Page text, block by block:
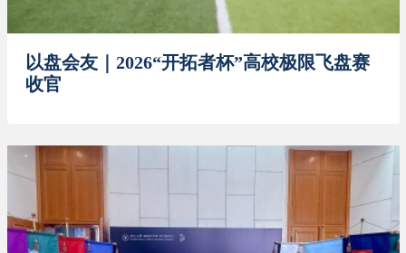
以盘会友｜2026“开拓者杯”高校极限飞盘赛
收官